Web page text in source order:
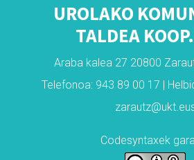
UROLAKO
TALDEA
Araba kalea 27 20800
Telefonoa: 943 89 00 17 |
Codesyntaxek